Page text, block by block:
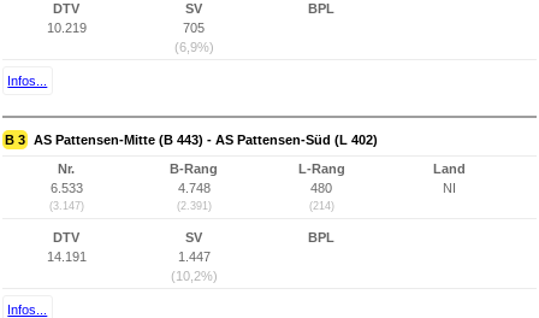
DTV
10.219
SV
705
(6,9%)
BPL
Infos...
B 3 AS Pattensen-Mitte (B 443) - AS Pattensen-Süd (L 402)
Nr.
6.533
(3.147)
B-Rang
4.748
(2.391)
L-Rang
480
(214)
Land
NI
DTV
14.191
SV
1.447
(10,2%)
BPL
Infos...